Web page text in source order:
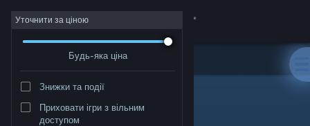
Увійти
Крамниця
Уточнити за ціною
Будь-яка ціна
Знижки та події
Приховати ігри з вільним
доступом
Розробник: Maru Games